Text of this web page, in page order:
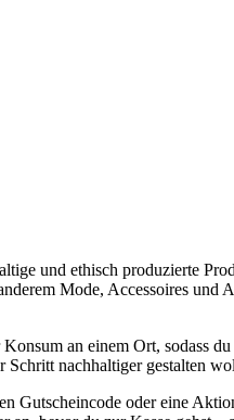
und ethisch produzierte
Mode, Accessoires
an einem Ort, sodass
nachhaltiger gestalten
Gutscheincode oder eine